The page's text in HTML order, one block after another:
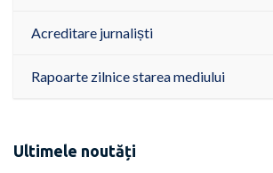
Acreditare jurnaliști
Rapoarte zilnice starea mediului
Ultimele noutăți